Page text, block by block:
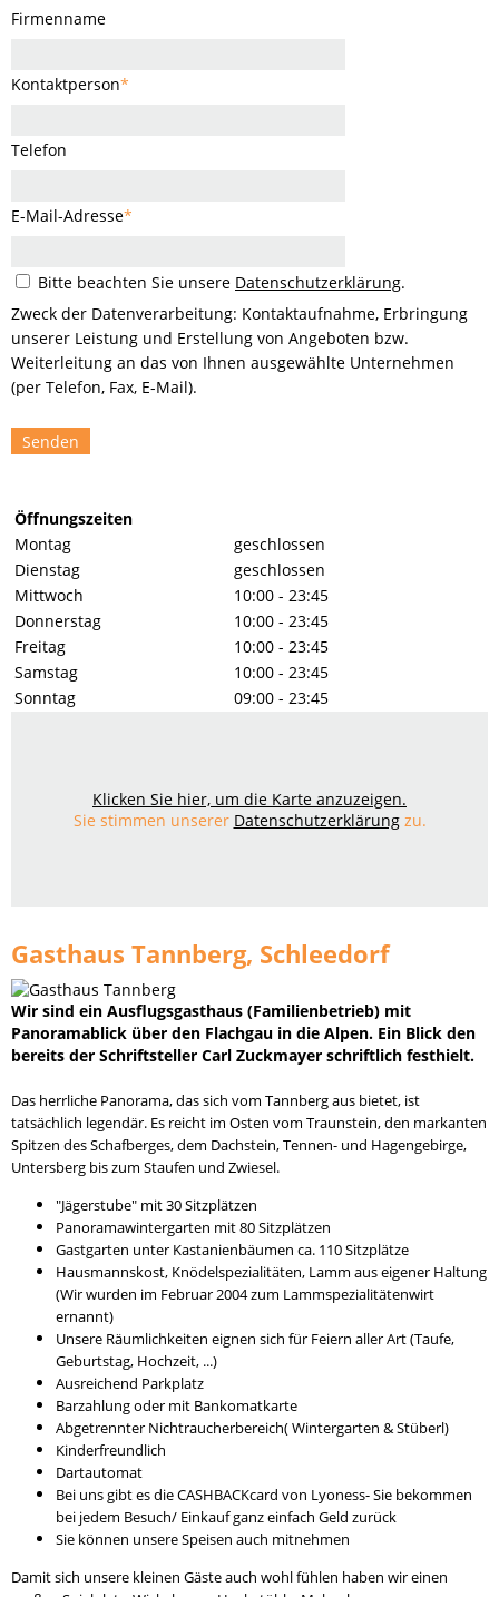
Firmenname
Kontaktperson*
Telefon
E-Mail-Adresse*
Bitte beachten Sie unsere Datenschutzerklärung.
Zweck der Datenverarbeitung: Kontaktaufnahme, Erbringung
unserer Leistung und Erstellung von Angeboten bzw.
Weiterleitung an das von Ihnen ausgewählte Unternehmen
(per Telefon, Fax, E-Mail).
Senden
Öffnungszeiten
Montag
geschlossen
Dienstag
geschlossen
Mittwoch
10:00 - 23:45
Donnerstag
10:00 - 23:45
Freitag
10:00 - 23:45
Samstag
10:00 - 23:45
Sonntag
09:00 - 23:45
Klicken Sie hier, um die Karte anzuzeigen.
Sie stimmen unserer Datenschutzerklärungzu.
Gasthaus Tannberg, Schleedorf
Wir sind ein Ausflugsgasthaus (Familienbetrieb) mit
Panoramablick über den Flachgau in die Alpen. Ein Blick den
bereits der Schriftsteller Carl Zuckmayer schriftlich festhielt.
Das herrliche Panorama, das sich vom Tannberg aus bietet, ist
tatsächlich legendär. Es reicht im Osten vom Traunstein, den markanten
Spitzen des Schafberges, dem Dachstein, Tennen- und Hagengebirge,
Untersberg bis zum Staufen und Zwiesel.
"Jägerstube" mit 30 Sitzplätzen
Panoramawintergarten mit 80 Sitzplätzen
Gastgarten unter Kastanienbäumen ca. 110 Sitzplätze
Hausmannskost, Knödelspezialitäten, Lamm aus eigener Haltung
(Wir wurden im Februar 2004 zum Lammspezialitätenwirt
ernannt)
Unsere Räumlichkeiten eignen sich für Feiern aller Art (Taufe,
Geburtstag, Hochzeit, ...)
Ausreichend Parkplatz
Barzahlung oder mit Bankomatkarte
Abgetrennter Nichtraucherbereich( Wintergarten & Stüberl)
Kinderfreundlich
Dartautomat
Bei uns gibt es die CASHBACKcard von Lyoness- Sie bekommen
bei jedem Besuch/ Einkauf ganz einfach Geld zurück
Sie können unsere Speisen auch mitnehmen
Damit sich unsere kleinen Gäste auch wohl fühlen haben wir einen